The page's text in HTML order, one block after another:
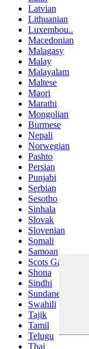
Latvian
Lithuanian
Luxembou..
Macedonian
Malagasy
Malay
Malayalam
Maltese
Maori
Marathi
Mongolian
Burmese
Nepali
Norwegian
Pashto
Persian
Punjabi
Serbian
Sesotho
Sinhala
Slovak
Slovenian
Somali
Samoan
Scots Gaelic
Shona
Sindhi
Sundanese
Swahili
Tajik
Tamil
Telugu
Thai